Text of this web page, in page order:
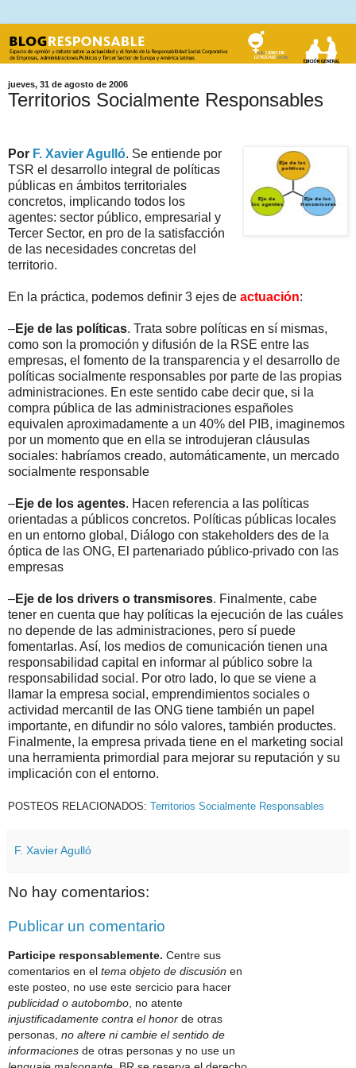
jueves, 31 de agosto de 2006
Territorios Socialmente Responsables
Por F. Xavier Agulló. Se entiende por
TSR el desarrollo integral de políticas
públicas en ámbitos territoriales
concretos, implicando todos los
agentes: sector público, empresarial y
Tercer Sector, en pro de la satisfacción
de las necesidades concretas del
territorio.
En la práctica, podemos definir 3 ejes de actuación:
–Eje de las políticas. Trata sobre políticas en sí mismas,
como son la promoción y difusión de la RSE entre las
empresas, el fomento de la transparencia y el desarrollo de
políticas socialmente responsables por parte de las propias
administraciones. En este sentido cabe decir que, si la
compra pública de las administraciones españoles
equivalen aproximadamente a un 40% del PIB, imaginemos
por un momento que en ella se introdujeran cláusulas
sociales: habríamos creado, automáticamente, un mercado
socialmente responsable
–Eje de los agentes. Hacen referencia a las políticas
orientadas a públicos concretos. Políticas públicas locales
en un entorno global, Diálogo con stakeholders des de la
óptica de las ONG, El partenariado público-privado con las
empresas
–Eje de los drivers o transmisores. Finalmente, cabe
tener en cuenta que hay políticas la ejecución de las cuáles
no depende de las administraciones, pero sí puede
fomentarlas. Así, los medios de comunicación tienen una
responsabilidad capital en informar al público sobre la
responsabilidad social. Por otro lado, lo que se viene a
llamar la empresa social, emprendimientos sociales o
actividad mercantil de las ONG tiene también un papel
importante, en difundir no sólo valores, también productes.
Finalmente, la empresa privada tiene en el marketing social
una herramienta primordial para mejorar su reputación y su
implicación con el entorno.
POSTEOS RELACIONADOS: Territorios Socialmente Responsables
F. Xavier Agulló
No hay comentarios:
Publicar un comentario
Participe responsablemente. Centre sus
comentarios en el tema objeto de discusión en
este posteo, no use este sercicio para hacer
publicidad o autobombo , no atente
injustificadamente contra el honor de otras
personas, no altere ni cambie el sentido de
informaciones de otras personas y no use un